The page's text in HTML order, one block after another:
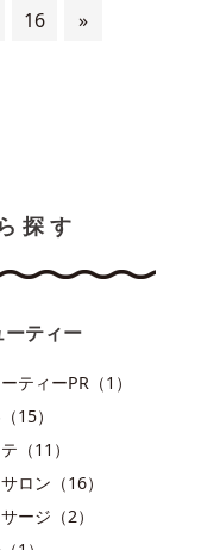
16 »
探す
ーティー
ティーPR（1）
15）
（11）
ロン（16）
ージ（2）